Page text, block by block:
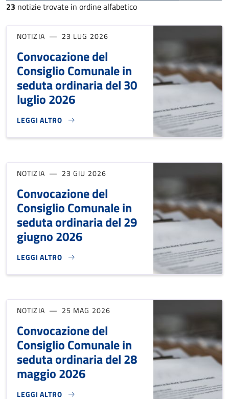
23 notizie trovate in ordine alfabetico
NOTIZIA 23 LUG 2026
Convocazione del
Consiglio Comunale in
seduta ordinaria del 30
luglio 2026
LEGGI ALTRO
CONVOCAZIONE DEL CONSIGLIO COMUNALE IN SEDUTA
NOTIZIA 23 GIU 2026
Convocazione del
Consiglio Comunale in
seduta ordinaria del 29
giugno 2026
LEGGI ALTRO
CONVOCAZIONE DEL CONSIGLIO COMUNALE IN SEDUTA
NOTIZIA 25 MAG 2026
Convocazione del
Consiglio Comunale in
seduta ordinaria del 28
maggio 2026
LEGGI ALTRO